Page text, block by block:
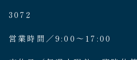
3072
営業時間／9:00〜17:00